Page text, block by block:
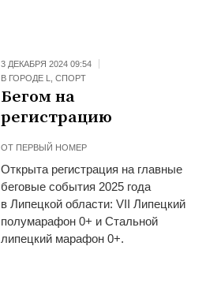
3 ДЕКАБРЯ 2024 09:54
В ГОРОДЕ L,СПОРТ
Бегом на
регистрацию
ОТ ПЕРВЫЙ НОМЕР
Открыта регистрация на главные
беговые события 2025 года
в Липецкой области: VII Липецкий
полумарафон 0+ и Стальной
липецкий марафон 0+.